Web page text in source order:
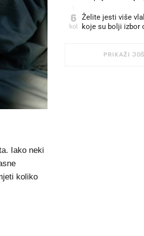
Iako neki
koliko
6
kol
Želite jesti više
koje su bolji izbor
PRIKAŽI